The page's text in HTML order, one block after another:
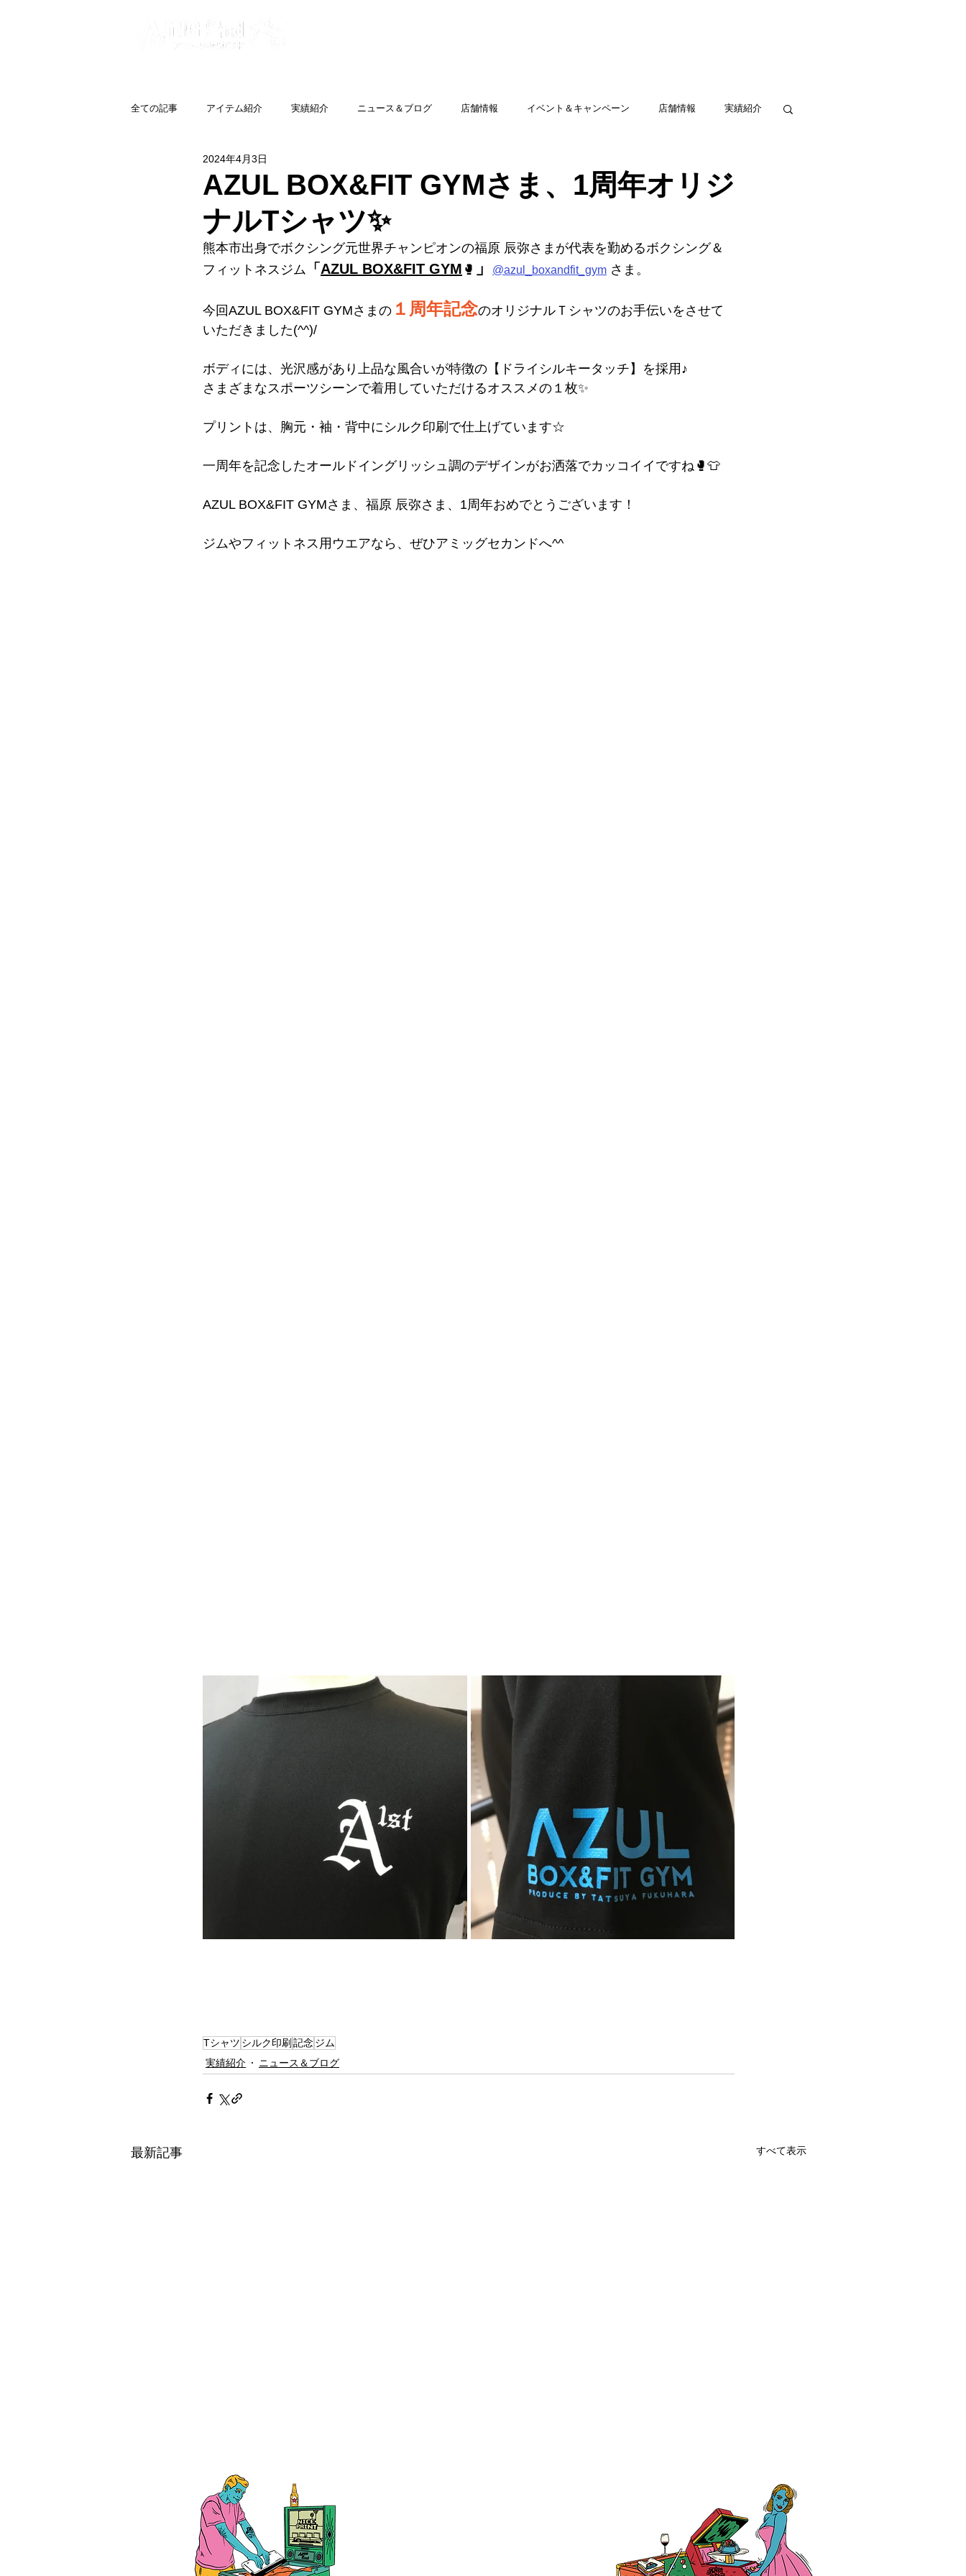
全ての記事 アイテム紹介 実績紹介 ニュース＆ブログ 店舗情報 イベント＆キャンペーン 店舗情報 実績紹介
AZUL BOX&FIT GYMさま、1周年オリジ
ナルTシャツ✨
2024年4月3日
熊本市出身でボクシング元世界チャンピオンの福原 辰弥さまが代表を勤めるボクシング＆
フィットネスジム 「 AZUL BOX&FIT GYM 🥊 」 @azul_boxandfit_gym さま。
今回AZUL BOX&FIT GYMさまの １周年記念のオリジナルＴシャツのお手伝いをさせて
いただきました(^^)/
ボディには、 光沢感があり上品な風合いが特徴の【ドライシルキータッチ】を採用♪
さまざまなスポーツシーンで着用していただけるオススメの１枚✨
プリントは、胸元・袖・背中にシルク印刷で仕上げています☆
一周年を記念したオールドイングリッシュ調のデザインがお洒落でカッコイイですね🥊👕
AZUL BOX&FIT GYMさま、 福原 辰弥さま、1周年おめでとうございます！
ジムやフィットネス用ウエアなら、ぜひアミッグセカンドへ^^
Tシャツ シルク印刷 記念ジム
実績紹介
ニュース＆ブログ
最新記事 すべて表示
熊本大学教育学部附属小学校
5年生様、クラスTシャツ